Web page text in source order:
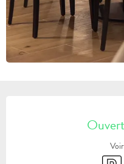
OUVERTURE